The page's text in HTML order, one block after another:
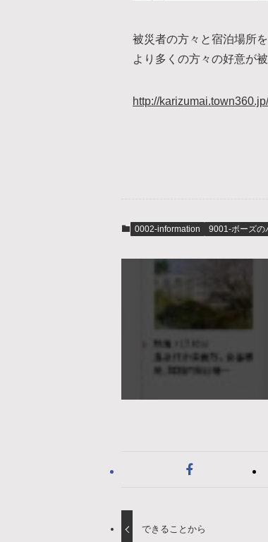
被災者の方々と宿泊場所
より多くの方々の好意が
http://
0002-information 9001-ボーズの
できることから